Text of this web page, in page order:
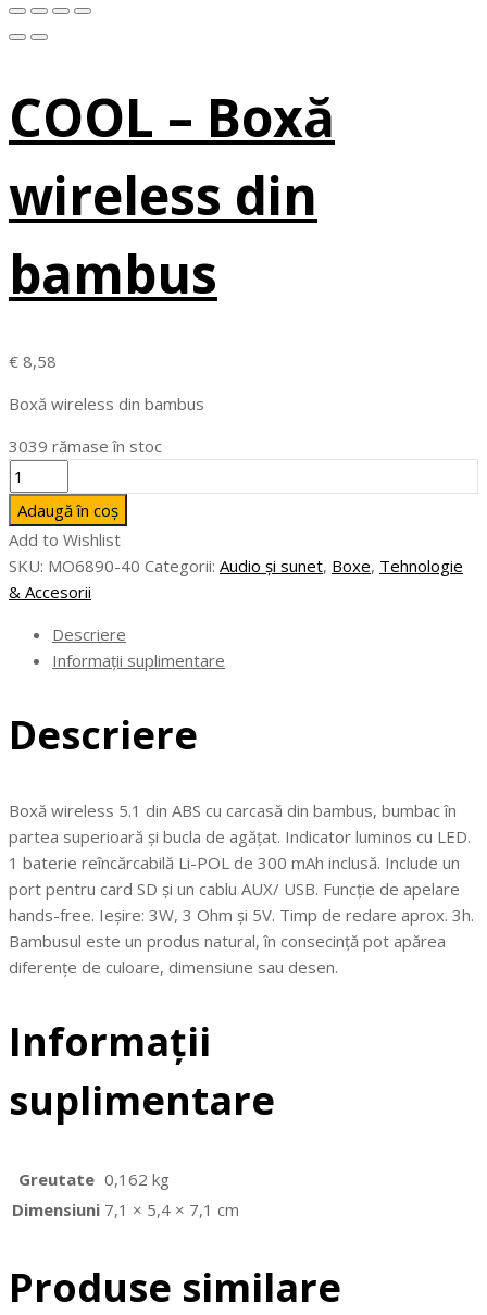
COOL – Boxă
wireless din
bambus
€ 8,58
Boxă wireless din bambus
3039 rămase în stoc
Cantitate
COOL
-
Boxă
wireless
din
bambus
Adaugă în coș
Add to Wishlist
SKU: MO6890-40 Categorii: Audio și sunet, Boxe, Tehnologie
& Accesorii
Descriere
Informații suplimentare
Descriere
Boxă wireless 5.1 din ABS cu carcasă din bambus, bumbac în
partea superioară și bucla de agățat. Indicator luminos cu LED.
1 baterie reîncărcabilă Li-POL de 300 mAh inclusă. Include un
port pentru card SD și un cablu AUX/ USB. Funcție de apelare
hands-free. Ieșire: 3W, 3 Ohm și 5V. Timp de redare aprox. 3h.
Bambusul este un produs natural, în consecință pot apărea
diferențe de culoare, dimensiune sau desen.
Informații
suplimentare
Greutate 0,162 kg
Dimensiuni 7,1 × 5,4 × 7,1 cm
Produse similare